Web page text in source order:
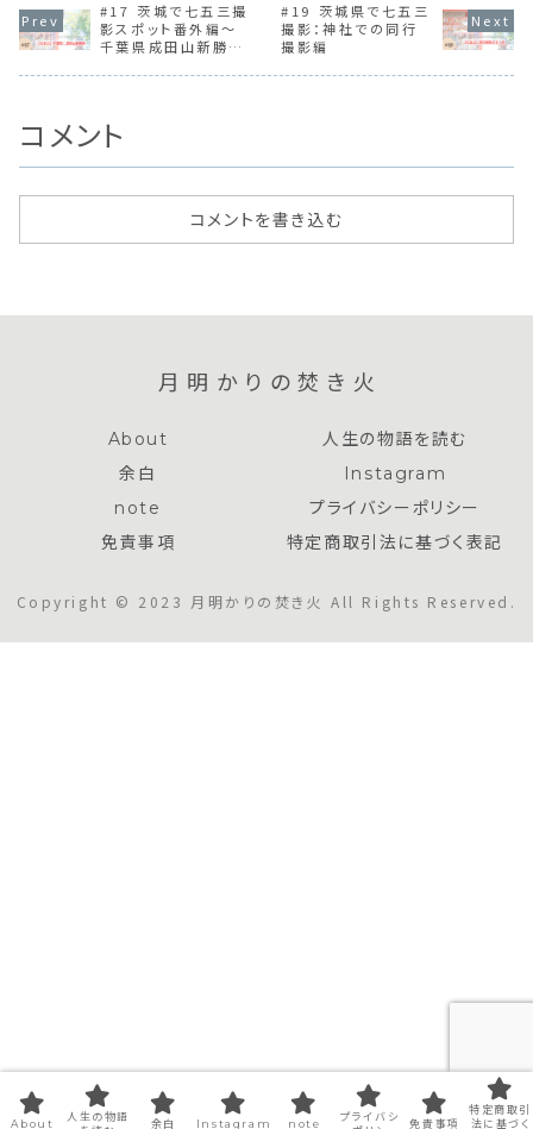
県には全国有数の
フォトスポットがい
くつも存在するって
知ってた？まほうの
たねでは茨城県の
三シリーズの第二
弾！！今回は、お隣
千葉県の成田山編
です。ご希望の撮影
場所へ出張もしてい
三シリーズの第五
弾！！今回は、年齢
別のイメージ特集
だよ〜赤ちゃんから
大人の入り口７歳ま
三シリーズ
弾！！今回は
での同行撮
たいイメー
#17 茨城で七五三撮
影スポット番外編〜
千葉県成田山新勝
#19 茨城県で七五三
撮影：神社での同行
撮影編
コメント
コメントを書き込む
月明かりの焚き火
About
人生の物語を読む
余白
Instagram
note
プライバシーポリシー
免責事項
特定商取引法に基づく表記
Copyright © 2023 月明かりの焚き火 All Rights Reserved.
About
人生の物語
余白 Instagram note
プライバシ
免責事項
特定商取引
法に基づく